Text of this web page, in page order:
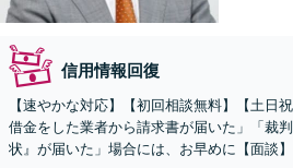
信用情報回復
【速やかな対応】【初回相談無料】【土日
借金をした業者から請求書が届いた」「裁
状』が届いた」場合には、お早めに【面談